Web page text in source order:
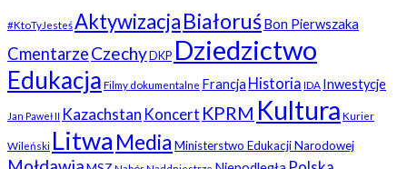
#KtoTyJesteśAktywizacjaBiałoruśBon Pierwszaka
CmentarzeCzechy DKP Dziedzictwo
Edukacja Filmy dokumentalne Francja Historia IDA Inwestycje
Jan Paweł II Kazachstan Koncert KPRM Kultura Kurier
Wileński Litwa MediaMinisterstwo Edukacji Narodowej